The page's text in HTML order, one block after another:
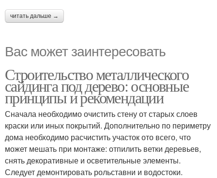
читать дальше →
Вас может заинтересовать
Строительство металлического
сайдинга под дерево: основные
принципы и рекомендации
Сначала необходимо очистить стену от старых слоев
краски или иных покрытий. Дополнительно по периметру
дома необходимо расчистить участок ото всего, что
может мешать при монтаже: отпилить ветки деревьев,
снять декоративные и осветительные элементы.
Следует демонтировать рольставни и водостоки.